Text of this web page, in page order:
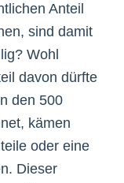
Anteil
sind damit
Wohl
davon dürfte
den 500
kämen
oder eine
Dieser